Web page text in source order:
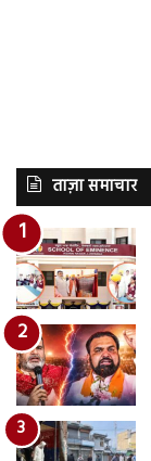
ताज़ा समाचार